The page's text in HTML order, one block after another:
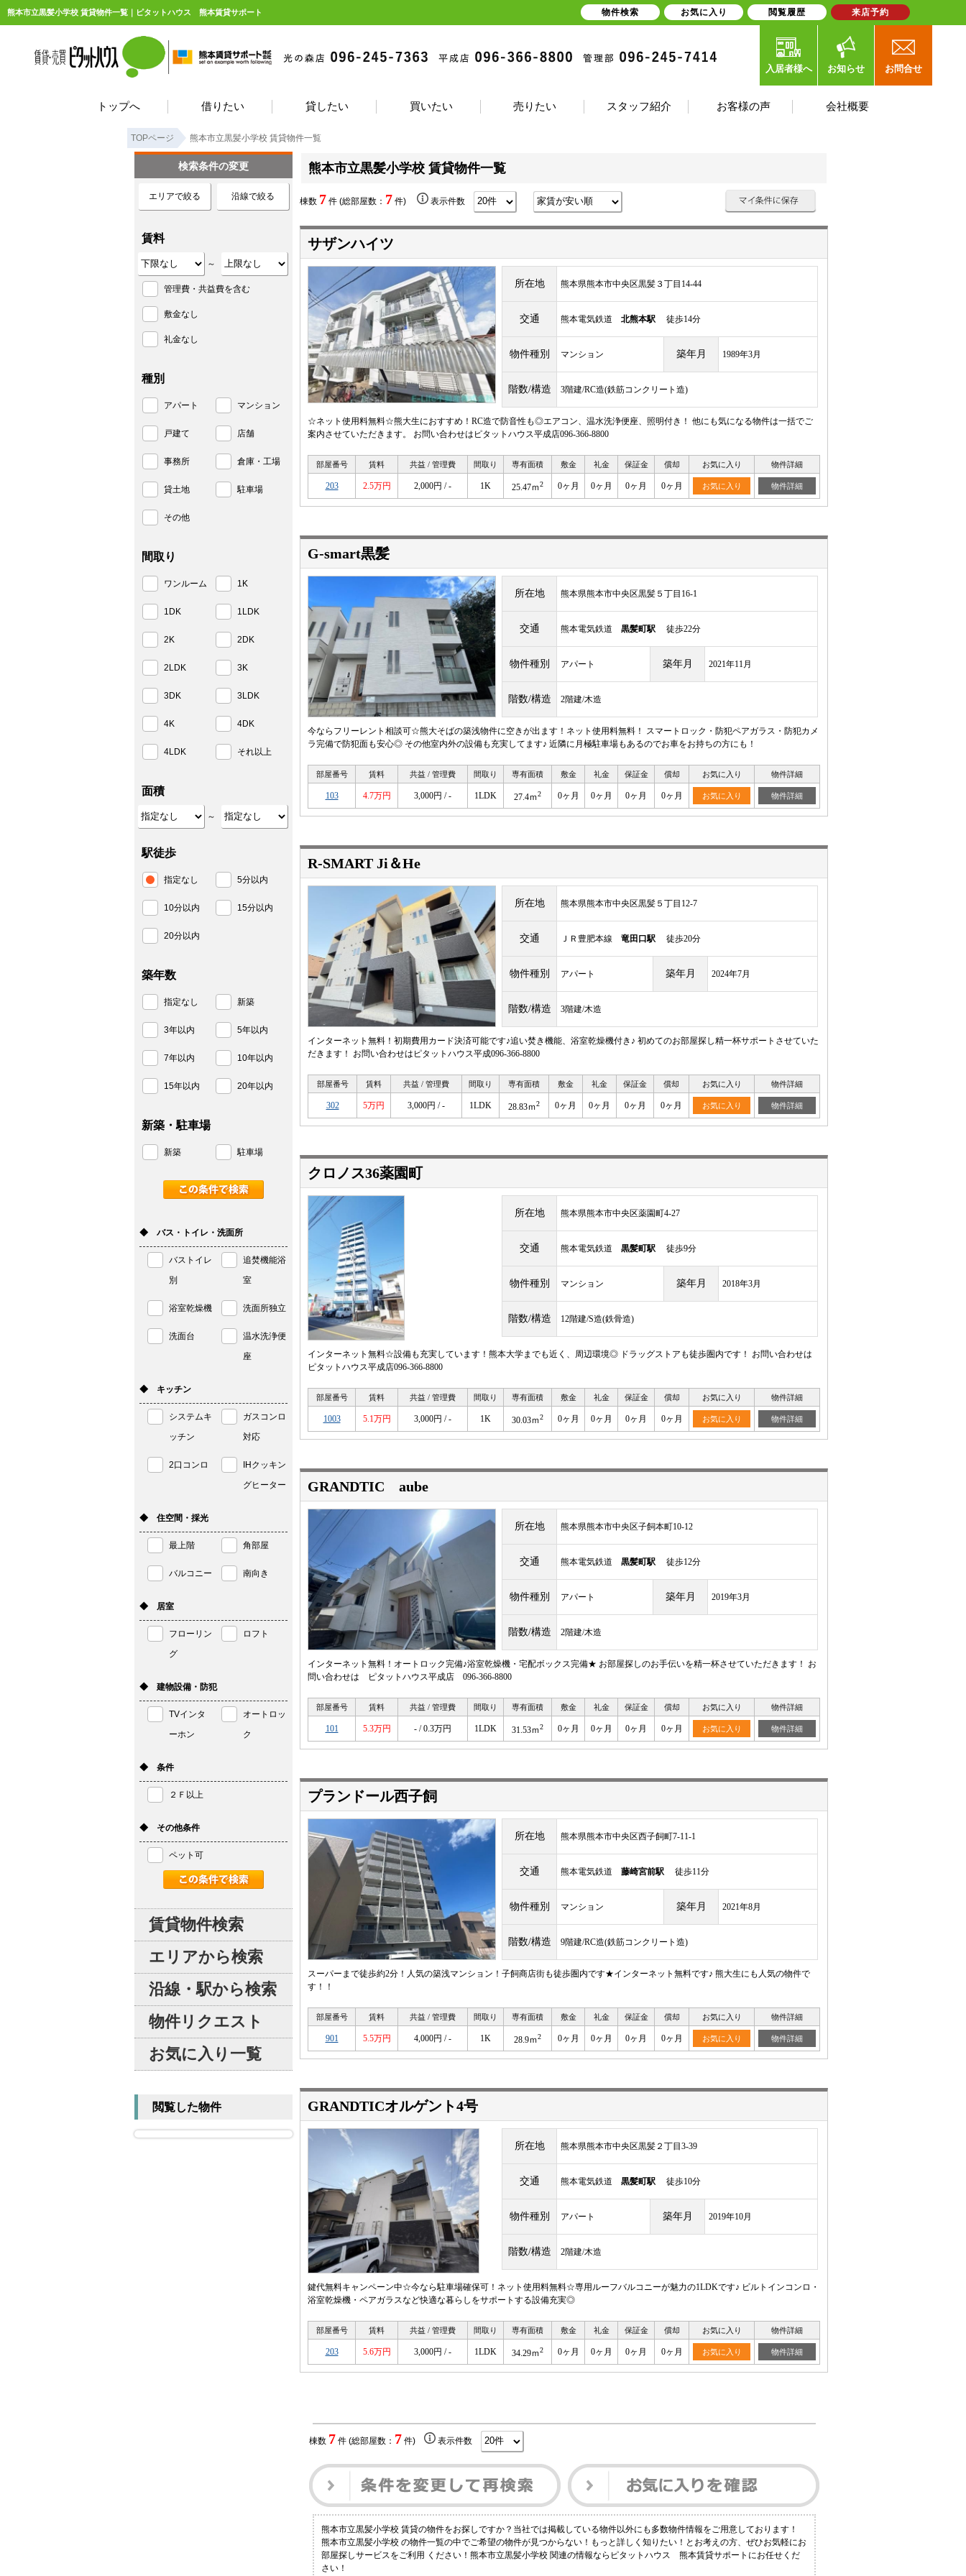
熊本市立黒髪小学校 賃貸物件一覧｜ピタットハウス 熊本賃貸サポート
入居者様へ お知らせ お問合せ
トップへ 借りたい 貸したい 買いたい 売りたい スタッフ紹介 お客様の声 会社概要
TOPページ 熊本市立黒髪小学校 賃貸物件一覧
熊本市立黒髪小学校 賃貸物件一覧
棟数 7 件 (総部屋数： 7 件) 表示件数
サザンハイツ
所在地 熊本県熊本市中央区黒髪３丁目14-44
交通 熊本電気鉄道 北熊本駅 徒歩14分
物件種別 マンション 築年月 1989年3月
階数/構造 3階建/RC造(鉄筋コンクリート造)
☆ネット使用料無料☆熊大生におすすめ！RC造で防音性も◎エアコン、温水洗浄便座、照明付き！ 他にも気になる物件は一括でご
案内させていただきます。 お問い合わせはピタットハウス平成店096-366-8800
部屋番号 賃料 共益 / 管理費 間取り 専有面積 敷金 礼金 保証金 償却 お気に入り 物件詳細
203 2.5万円 2,000円 / - 1K 25.47ｍ2 0ヶ月 0ヶ月 0ヶ月 0ヶ月 お気に入り 物件詳細
G-smart黒髪
所在地 熊本県熊本市中央区黒髪５丁目16-1
交通 熊本電気鉄道 黒髪町駅 徒歩22分
物件種別 アパート 築年月 2021年11月
階数/構造 2階建/木造
今ならフリーレント相談可☆熊大そばの築浅物件に空きが出ます！ネット使用料無料！ スマートロック・防犯ペアガラス・防犯カメ
ラ完備で防犯面も安心◎ その他室内外の設備も充実してます♪ 近隣に月極駐車場もあるのでお車をお持ちの方にも！
部屋番号 賃料 共益 / 管理費 間取り 専有面積 敷金 礼金 保証金 償却 お気に入り 物件詳細
103 4.7万円 3,000円 / - 1LDK 27.4ｍ2 0ヶ月 0ヶ月 0ヶ月 0ヶ月 お気に入り 物件詳細
R-SMART Ji＆He
所在地 熊本県熊本市中央区黒髪５丁目12-7
交通 ＪＲ豊肥本線 竜田口駅 徒歩20分
物件種別 アパート 築年月 2024年7月
階数/構造 3階建/木造
インターネット無料！初期費用カード決済可能です♪追い焚き機能、浴室乾燥機付き♪ 初めてのお部屋探し精一杯サポートさせていた
だきます！ お問い合わせはピタットハウス平成096-366-8800
部屋番号 賃料 共益 / 管理費 間取り 専有面積 敷金 礼金 保証金 償却 お気に入り 物件詳細
302 5万円 3,000円 / - 1LDK 28.83ｍ2 0ヶ月 0ヶ月 0ヶ月 0ヶ月 お気に入り 物件詳細
クロノス36薬園町
所在地 熊本県熊本市中央区薬園町4-27
交通 熊本電気鉄道 黒髪町駅 徒歩9分
物件種別 マンション 築年月 2018年3月
階数/構造 12階建/S造(鉄骨造)
インターネット無料☆設備も充実しています！熊本大学までも近く、周辺環境◎ ドラッグストアも徒歩圏内です！ お問い合わせは
ピタットハウス平成店096-366-8800
部屋番号 賃料 共益 / 管理費 間取り 専有面積 敷金 礼金 保証金 償却 お気に入り 物件詳細
1003 5.1万円 3,000円 / - 1K 30.03ｍ2 0ヶ月 0ヶ月 0ヶ月 0ヶ月 お気に入り 物件詳細
GRANDTIC aube
所在地 熊本県熊本市中央区子飼本町10-12
交通 熊本電気鉄道 黒髪町駅 徒歩12分
物件種別 アパート 築年月 2019年3月
階数/構造 2階建/木造
インターネット無料！オートロック完備♪浴室乾燥機・宅配ボックス完備★ お部屋探しのお手伝いを精一杯させていただきます！ お
問い合わせは ピタットハウス平成店 096-366-8800
部屋番号 賃料 共益 / 管理費 間取り 専有面積 敷金 礼金 保証金 償却 お気に入り 物件詳細
101 5.3万円 - / 0.3万円 1LDK 31.53ｍ2 0ヶ月 0ヶ月 0ヶ月 0ヶ月 お気に入り 物件詳細
プランドール西子飼
所在地 熊本県熊本市中央区西子飼町7-11-1
交通 熊本電気鉄道 藤崎宮前駅 徒歩11分
物件種別 マンション 築年月 2021年8月
階数/構造 9階建/RC造(鉄筋コンクリート造)
スーパーまで徒歩約2分！人気の築浅マンション！子飼商店街も徒歩圏内です★インターネット無料です♪ 熊大生にも人気の物件で
す！！
部屋番号 賃料 共益 / 管理費 間取り 専有面積 敷金 礼金 保証金 償却 お気に入り 物件詳細
901 5.5万円 4,000円 / - 1K 28.9ｍ2 0ヶ月 0ヶ月 0ヶ月 0ヶ月 お気に入り 物件詳細
GRANDTICオルゲント4号
所在地 熊本県熊本市中央区黒髪２丁目3-39
交通 熊本電気鉄道 黒髪町駅 徒歩10分
物件種別 アパート 築年月 2019年10月
階数/構造 2階建/木造
鍵代無料キャンペーン中☆今なら駐車場確保可！ネット使用料無料☆専用ルーフバルコニーが魅力の1LDKです♪ ビルトインコンロ・
浴室乾燥機・ペアガラスなど快適な暮らしをサポートする設備充実◎
部屋番号 賃料 共益 / 管理費 間取り 専有面積 敷金 礼金 保証金 償却 お気に入り 物件詳細
203 5.6万円 3,000円 / - 1LDK 34.29ｍ2 0ヶ月 0ヶ月 0ヶ月 0ヶ月 お気に入り 物件詳細
棟数 7 件 (総部屋数： 7 件) 表示件数
熊本市立黒髪小学校 賃貸の物件をお探しですか？当社では掲載している物件以外にも多数物件情報をご用意しております！
熊本市立黒髪小学校 の物件一覧の中でご希望の物件が見つからない！もっと詳しく知りたい！とお考えの方、ぜひお気軽にお
部屋探しサービスをご利用 ください！熊本市立黒髪小学校 関連の情報ならピタットハウス 熊本賃貸サポートにお任せくだ
さい！
検索条件の変更
エリアで絞る 沿線で絞る
賃料
～
管理費・共益費を含む
敷金なし
礼金なし
種別
アパート マンション
戸建て 店舗
事務所 倉庫・工場
貸土地 駐車場
その他
間取り
ワンルーム 1K
1DK 1LDK
2K 2DK
2LDK 3K
3DK 3LDK
4K 4DK
4LDK それ以上
面積
～
駅徒歩
指定なし 5分以内
10分以内 15分以内
20分以内
築年数
指定なし 新築
3年以内 5年以内
7年以内 10年以内
15年以内 20年以内
新築・駐車場
新築 駐車場
◆ バス・トイレ・洗面所
バストイレ
別
追焚機能浴
室
浴室乾燥機 洗面所独立
洗面台
温水洗浄便
座
◆ キッチン
システムキ
ッチン
ガスコンロ
対応
2口コンロ
IHクッキン
グヒーター
◆ 住空間・採光
最上階 角部屋
バルコニー 南向き
◆ 居室
フローリン
グ
ロフト
◆ 建物設備・防犯
TVインタ
ーホン
オートロッ
ク
◆ 条件
２Ｆ以上
◆ その他条件
ペット可
賃貸物件検索
エリアから検索
沿線・駅から検索
物件リクエスト
お気に入り一覧
閲覧した物件
物件検索 お気に入り 閲覧履歴 来店予約